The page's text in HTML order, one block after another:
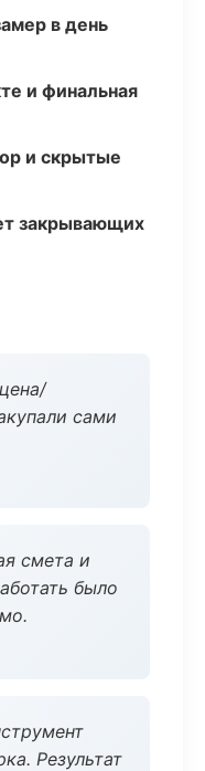
в день
и финальная
и скрытые
закрывающих
сами
смета и
было
Результат